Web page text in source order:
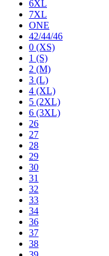
6XL
7XL
ONE
42/44/46
0 (XS)
1 (S)
2 (M)
3 (L)
4 (XL)
5 (2XL)
6 (3XL)
26
27
28
29
30
31
32
33
34
36
37
38